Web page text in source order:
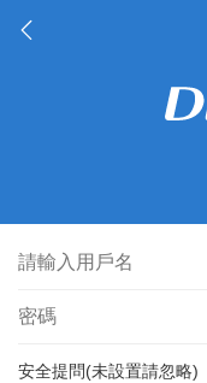
安全提問(未設置請忽略)